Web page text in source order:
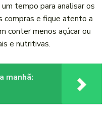
tempo ‌para analisar os
compras e ⁣fique ​atento a
conter menos açúcar ou
e nutritivas.
manhã: